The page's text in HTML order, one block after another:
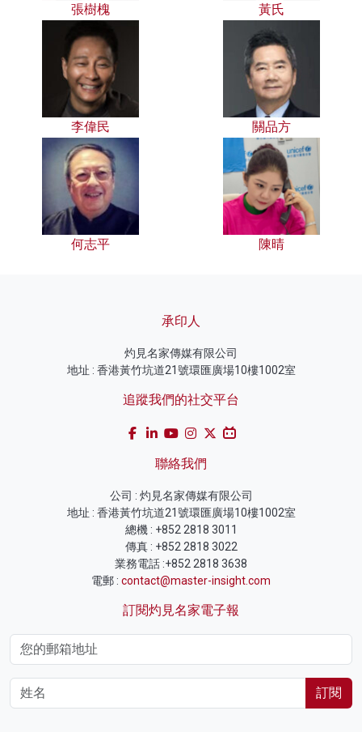
張樹槐 黃氏
李偉民 關品方
何志平 陳晴
承印人
灼見名家傳媒有限公司
地址 : 香港黃竹坑道21號環匯廣場10樓1002室
追蹤我們的社交平台
聯絡我們
公司 : 灼見名家傳媒有限公司
地址 : 香港黃竹坑道21號環匯廣場10樓1002室
總機 : +852 2818 3011
傳真 : +852 2818 3022
業務電話 :+852 2818 3638
電郵 : contact@master-insight.com
訂閱灼見名家電子報
訂閱